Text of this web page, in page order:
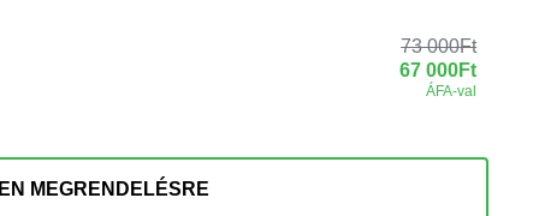
73 000Ft
67 000Ft
ÁFA-val